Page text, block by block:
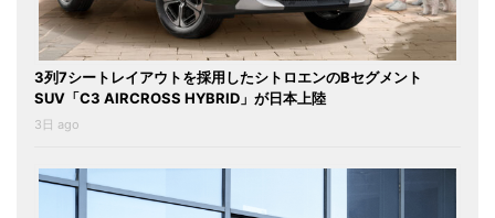
3列7シートレイアウトを採用したシトロエンのBセグメント
SUV「C3 AIRCROSS HYBRID」が日本上陸
3日 ago